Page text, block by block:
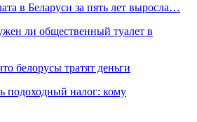
в Беларуси за пять лет выросла…
ли общественный туалет в
белорусы тратят деньги
подоходный налог: кому